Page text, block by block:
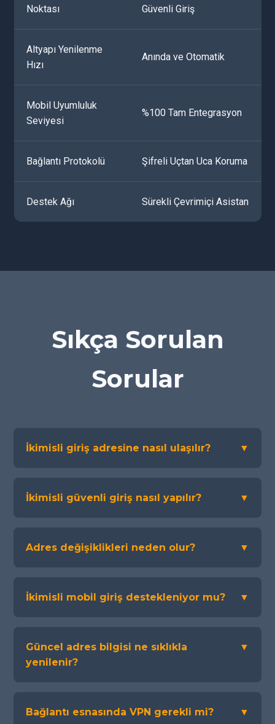
Noktası
Güvenli Giriş
Altyapı Yenilenme
Hızı
Anında ve Otomatik
Mobil Uyumluluk
Seviyesi
%100 Tam Entegrasyon
Bağlantı Protokolü Şifreli Uçtan Uca Koruma
Destek Ağı Sürekli Çevrimiçi Asistan
Sıkça Sorulan
Sorular
İkimisli giriş adresine nasıl ulaşılır? ▼
İkimisli güvenli giriş nasıl yapılır? ▼
Adres değişiklikleri neden olur? ▼
İkimisli mobil giriş destekleniyor mu? ▼
Güncel adres bilgisi ne sıklıkla
yenilenir?
▼
Bağlantı esnasında VPN gerekli mi? ▼